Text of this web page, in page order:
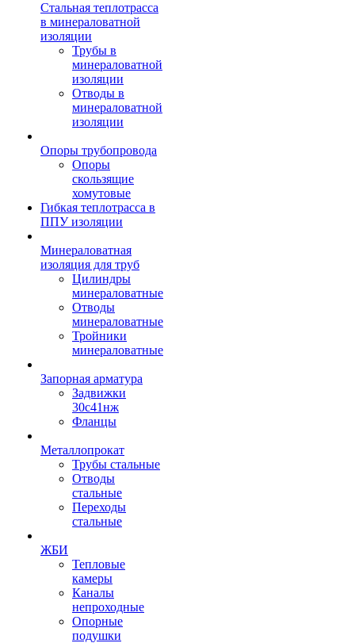
Стальная теплотрасса
в минераловатной
изоляции
Трубы в
минераловатной
изоляции
Отводы в
минераловатной
изоляции
Опоры трубопровода
Опоры
скользящие
хомутовые
Гибкая теплотрасса в
ППУ изоляции
Минераловатная
изоляция для труб
Цилиндры
минераловатные
Отводы
минераловатные
Тройники
минераловатные
Запорная арматура
Задвижки
30с41нж
Фланцы
Металлопрокат
Трубы стальные
Отводы
стальные
Переходы
стальные
ЖБИ
Тепловые
камеры
Каналы
непроходные
Опорные
подушки